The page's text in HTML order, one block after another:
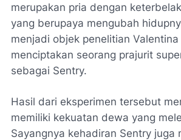
merupakan pria dengan
yang berupaya mengubah
menjadi objek penelitian
menciptakan seorang prajurit
sebagai Sentry.
Hasil dari eksperimen tersebut
memiliki kekuatan dewa yang
Sayangnya kehadiran Sentry juga